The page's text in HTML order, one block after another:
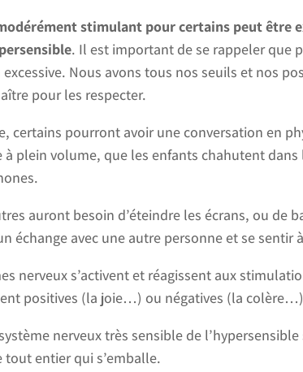
stimulant pour certains peut être
. Il est important de se rappeler que
Nous avons tous nos seuils et nos
pour les respecter.
certains pourront avoir une conversation en
à plein volume, que les enfants chahutent dans
auront besoin d’éteindre les écrans, ou de
échange avec une autre personne et se sentir
nerveux s’activent et réagissent aux
positives (la joie…) ou négatives (la
nerveux très sensible de l’hypersensible
tout entier qui s’emballe.